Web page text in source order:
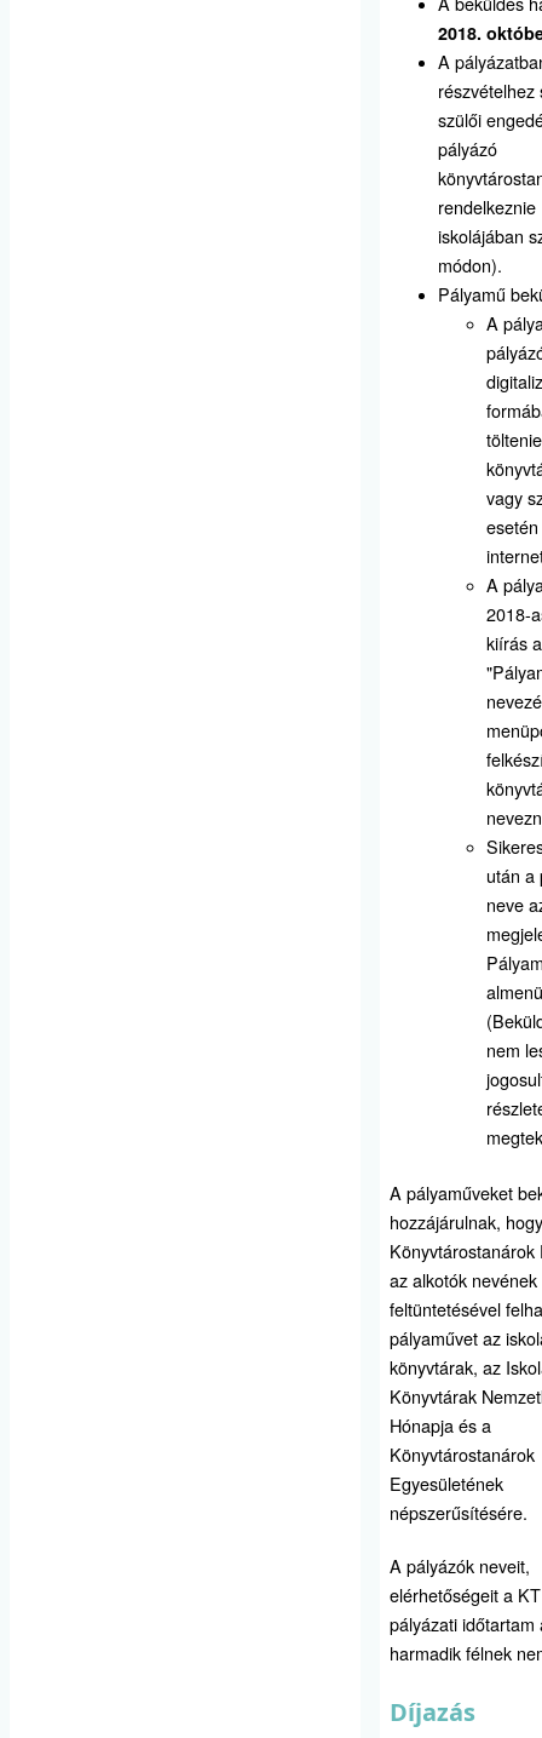
2018.
A
részvételhez
szülői
pályázó
rendelkeznie
iskolájában
módon).
Pályamű
A
vagy
A
2018-
kiírás
után a
neve
nem
A pályaműveket
hozzájárulnak,
Könyvtárostanárok
az alkotók nevének
feltüntetésével
pályaművet az
könyvtárak, az
Könyvtárak
Hónapja és a
Könyvtárostanárok
Egyesületének
népszerűsítésére.
A pályázók neveit,
elérhetőségeit a
pályázati időtartam
harmadik félnek
Díjazás